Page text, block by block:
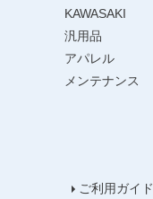
KAWASAKI
汎用品
アパレル
メンテナンス
ご利用ガイド